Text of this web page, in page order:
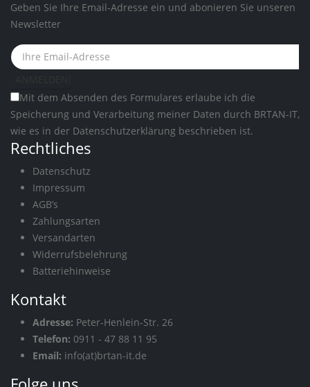
Geben Sie Ihre Email-Adresse ein und abonieren Sie unseren
Newsletter
Mit dem Absenden des Formulares erlaube ich die
Speicherung und Verarbeitung meiner Daten durch BRTAN-IT,
wie es in der Datenschutzerklärung beschrieben ist.
Rechtliches
Datenschutz
Impressum
AGB’s
Zahlungsarten
Versandarten
Widerrufsbelehrung
Batteriehinweise
Kontakt
Adresse: Peter-Henlein-Str. 26
Telefon: 0911 - 47 88 11 95
Email: info(at)brtan-it.de